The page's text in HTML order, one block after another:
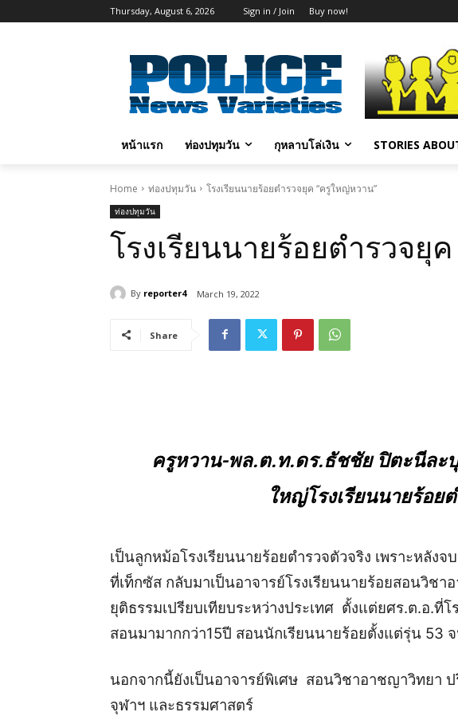
Thursday, August 6, 2026 Sign in / Join Buy now!
หน้าแรก ท่องปทุมวัน กุหลาบโล่เงิน STORIES
Home ท่องปทุมวัน โรงเรียนนายร้อยตำรวจยุค “ครูใหญ่หวาน”
ท่องปทุมวัน
โรงเรียนนายร้อยตำรวจยุ
By reporter4 March 19, 2022
Share
ครูหวาน-พล.ต.ท.ดร.ธัชชัย ปิตะนีละ
ใหญ่โรงเรียนนายร้อย
เป็นลูกหม้อโรงเรียนนายร้อยตำรวจตัวจริง เพราะหลั
ที่เท็กซัส กลับมาเป็นอาจารย์โรงเรียนนายร้อยสอนวิชา
ยุติธรรมเปรียบเทียบระหว่างประเทศ ตั้งแต่ยศร.ต.อ.ที่
สอนมามากกว่า15ปี สอนนักเรียนนายร้อยตั้งแต่รุ่น 53
นอกจากนี้ยังเป็นอาจารย์พิเศษ สอนวิชาอาชญาวิทยา
จุฬาฯ และธรรมศาสตร์